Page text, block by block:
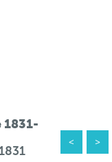
1831-
< >